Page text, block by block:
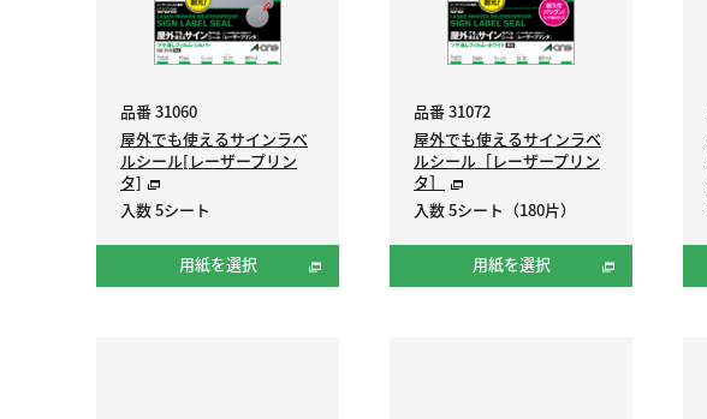
品番 31060
屋外でも使えるサインラベ
ルシール[レーザープリン
タ]
入数 5シート
用紙を選択
品番 31072
屋外でも使えるサインラベ
ルシール［レーザープリン
タ］
入数 5シート（180片）
用紙を選択